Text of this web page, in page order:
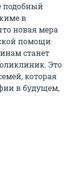
подобный
в
новая мера
помощи
станет
Это
которая
в будущем,